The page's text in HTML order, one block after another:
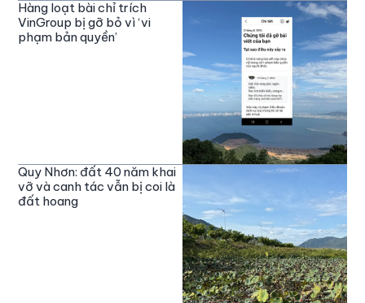
Hàng loạt bài chỉ trích
VinGroup bị gỡ bỏ vì ‘vi
phạm bản quyền’
Quy Nhơn: đất 40 năm khai
vỡ và canh tác vẫn bị coi là
đất hoang